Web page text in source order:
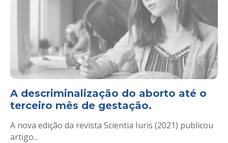
A descriminalização do aborto até o
terceiro mês de gestação.
A nova edição da revista Scientia Iuris (2021) publicou
artigo...